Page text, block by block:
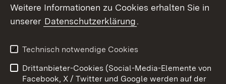
Datenschutz
Barrierefreiheit
Impressum
Cookies
Weitere Informationen zu Cookies erhalten Sie in
unserer Datenschutzerklärung.
Technisch notwendige Cookies
Drittanbieter-Cookies (Social-Media-Elemente von
Facebook, X / Twitter und Google werden auf der